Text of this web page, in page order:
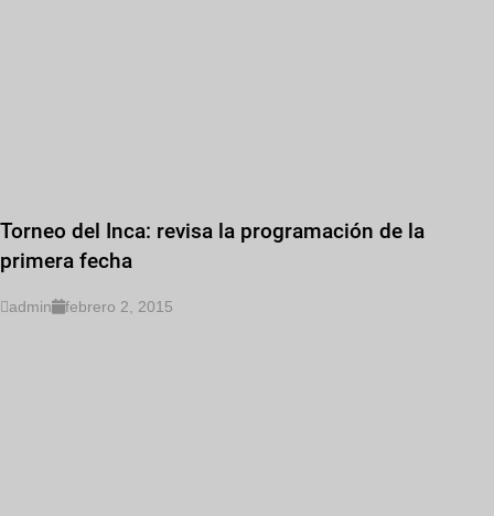
Torneo del Inca: revisa la programación de la
primera fecha
admin febrero 2, 2015